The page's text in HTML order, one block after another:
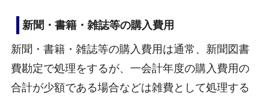
新聞・書籍・雑誌等の購入費用
新聞・書籍・雑誌等の購入費用は通常、新聞図書
費勘定で処理をするが、一会計年度の購入費用の
合計が少額である場合などは雑費として処理する